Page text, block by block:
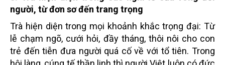
người, từ đơn sơ đến trang trọng
Trà hiện diện trong mọi khoảnh khắc trọng đại: Từ
lễ chạm ngõ, cưới hỏi, đầy tháng, thôi nôi cho con
trẻ đến tiễn đưa người quá cố về với tổ tiên. Trong